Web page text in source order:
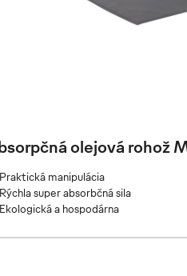
olejová rohož
Praktická manipulácia
Rýchla super absorbčná sila
Ekologická a hospodárna